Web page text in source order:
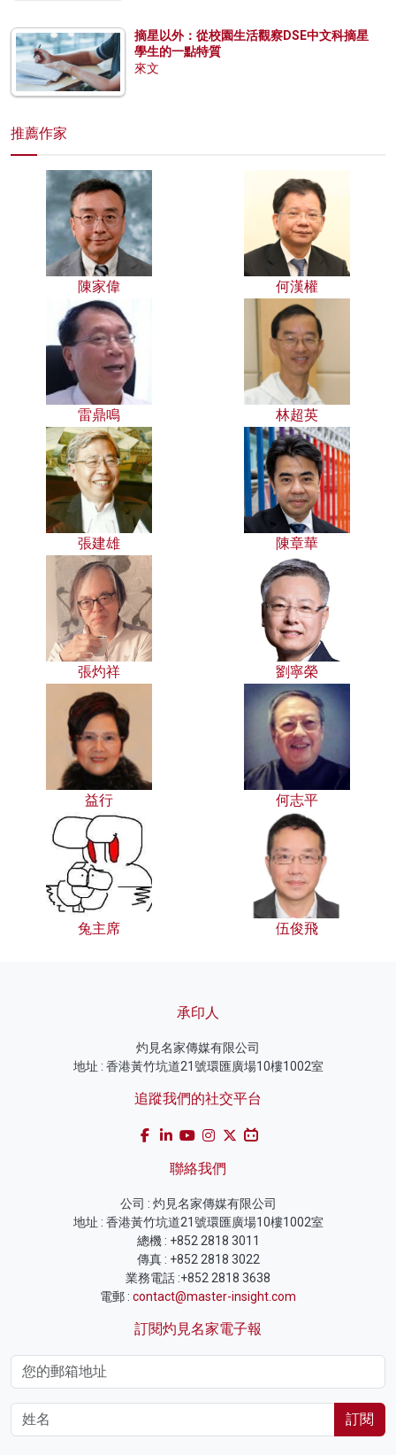
摘星以外：從校園生活觀察DSE中文科摘星
學生的一點特質
來文
推薦作家
陳家偉 何漢權
雷鼎鳴 林超英
張建雄 陳章華
張灼祥 劉寧榮
益行 何志平
兔主席 伍俊飛
承印人
灼見名家傳媒有限公司
地址 : 香港黃竹坑道21號環匯廣場10樓1002室
追蹤我們的社交平台
聯絡我們
公司 : 灼見名家傳媒有限公司
地址 : 香港黃竹坑道21號環匯廣場10樓1002室
總機 : +852 2818 3011
傳真 : +852 2818 3022
業務電話 :+852 2818 3638
電郵 : contact@master-insight.com
訂閱灼見名家電子報
訂閱